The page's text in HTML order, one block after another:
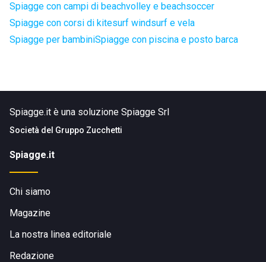
Spiagge con campi di beachvolley e beachsoccer
Spiagge con corsi di kitesurf windsurf e vela
Spiagge per bambiniSpiagge con piscina e posto barca
Spiagge.it è una soluzione Spiagge Srl
Società del Gruppo Zucchetti
Spiagge.it
Chi siamo
Magazine
La nostra linea editoriale
Redazione